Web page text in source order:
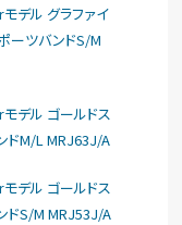
デル グラファイ
ーツバンドS/M
デル ゴールドス
ドM/L MRJ63J/A
デル ゴールドス
ドS/M MRJ53J/A